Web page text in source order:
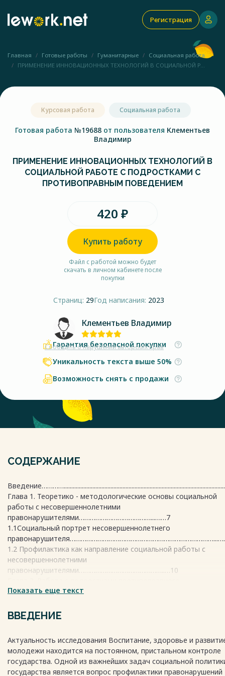
Регистрация
Главная Готовые работы Гуманитарные
Социальная работа
ПРИМЕНЕНИЕ ИННОВАЦИОННЫХ ТЕХНОЛОГИЙ В СОЦИАЛЬНОЙ Р...
Курсовая работа Социальная работа
Готовая работа №19688 от пользователя Клементьев
Владимир
ПРИМЕНЕНИЕ ИННОВАЦИОННЫХ ТЕХНОЛОГИЙ В
СОЦИАЛЬНОЙ РАБОТЕ С ПОДРОСТКАМИ С
ПРОТИВОПРАВНЫМ ПОВЕДЕНИЕМ
420 ₽
Купить работу
Файл с работой можно будет
скачать в личном кабинете после
покупки
Страниц: 29Год написания: 2023
Клементьев Владимир
Сообщить о нарушении авторских прав
Гарантия безопасной покупки
Уникальность текста выше 50%
Возможность снять с продажи
СОДЕРЖАНИЕ
Глава 1. Теоретико - методологические основы социальной
работы с несовершеннолетними
правонарушителями…………………………………...……7
1.1Социальный портрет несовершеннолетнего
1.2 Профилактика как направление социальной работы с
несовершеннолетними
правонарушителями………………………………………..…10
поведения…………………….17
поведения……..17
2.2. Инновационные технологии в социальной работе с
Заключение…………………………………………………..………………………… 26
Библиографический список…….
Показать еще текст
ВВЕДЕНИЕ
Актуальность исследования Воспитание, здоровье и
молодежи находится на постоянном, пристальном контроле
государства. Одной из важнейших задач социальной
государства является вопрос профилактики правонарушений